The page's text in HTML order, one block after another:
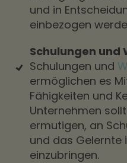
und in
einbezogen
Schulungen und
Schulungen und
ermöglichen es
Fähigkeiten und
Unternehmen
ermutigen, an
und das Gelernte
einzubringen.